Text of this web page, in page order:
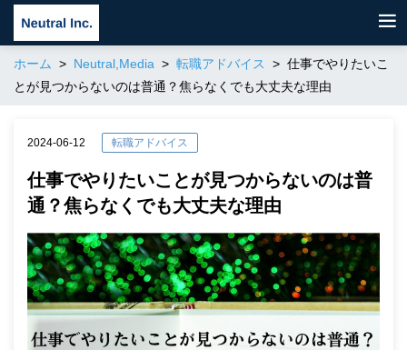
ホーム Neutral,Media 転職アドバイス
仕事でやりたいこ
とが見つからないのは普通？焦らなくでも大丈夫な理由
2024-06-12 転職アドバイス
仕事でやりたいことが見つからないのは普
通？焦らなくでも大丈夫な理由